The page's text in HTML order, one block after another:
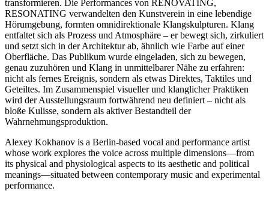
transformieren. Die Performances von RENOVATING,
RESONATING verwandelten den Kunstverein in eine lebendige
Hörumgebung, formten omnidirektionale Klangskulpturen. Klang
entfaltet sich als Prozess und Atmosphäre – er bewegt sich, zirkuliert
und setzt sich in der Architektur ab, ähnlich wie Farbe auf einer
Oberfläche. Das Publikum wurde eingeladen, sich zu bewegen,
genau zuzuhören und Klang in unmittelbarer Nähe zu erfahren:
nicht als fernes Ereignis, sondern als etwas Direktes, Taktiles und
Geteiltes. Im Zusammenspiel visueller und klanglicher Praktiken
wird der Ausstellungsraum fortwährend neu definiert – nicht als
bloße Kulisse, sondern als aktiver Bestandteil der
Wahrnehmungsproduktion.
Alexey Kokhanov is a Berlin-based vocal and performance artist
whose work explores the voice across multiple dimensions—from
its physical and physiological aspects to its aesthetic and political
meanings—situated between contemporary music and experimental
performance.